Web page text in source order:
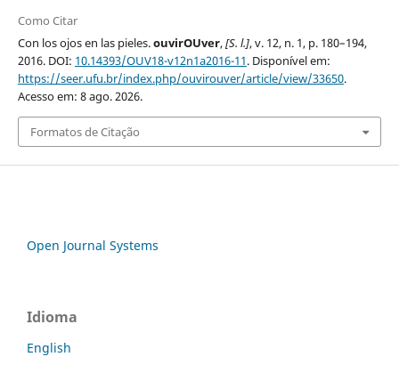
Como Citar
Con los ojos en las pieles.ouvirOUver,[S. l.], v. 12, n. 1, p. 180–194,
2016. DOI: 10.14393/OUV18-v12n1a2016-11. Disponível em:
https://seer.ufu.br/index.php/ouvirouver/article/view/33650.
Acesso em: 8 ago. 2026.
Formatos de Citação
Open Journal Systems
Idioma
English